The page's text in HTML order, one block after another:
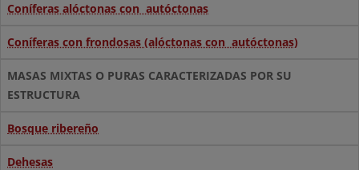
Coníferas alóctonas con autóctonas
Coníferas con frondosas (alóctonas con autóctonas)
MASAS MIXTAS O PURAS CARACTERIZADAS POR SU
ESTRUCTURA
Bosque ribereño
Dehesas